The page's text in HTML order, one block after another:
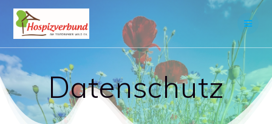
to
content
Datenschutz